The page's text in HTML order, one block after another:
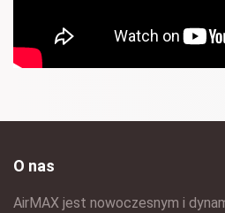
O nas
AirMAX jest nowoczesnym i